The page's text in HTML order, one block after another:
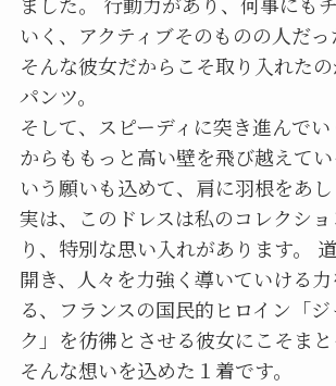
いく、アクティブそのものの人だっ
そんな彼女だからこそ取り入れた
パンツ。
そして、スピーディに突き進んで
からももっと高い壁を飛び越えて
いう願いも込めて、肩に羽根をあし
実は、このドレスは私のコレクシ
り、特別な思い入れがあります。
開き、人々を力強く導いていける
る、フランスの国民的ヒロイン「
ク」を彷彿とさせる彼女にこそまと
そんな想いを込めた１着です。